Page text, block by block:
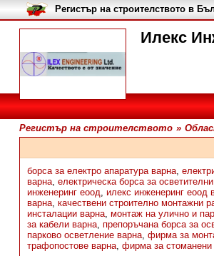
Илекс
Регистър на строителството в
Регистър на строителството »
борса за електро апаратура варна,
варна, електрическа борса за
инженеринг еоод, илекс инженеринг еоод
варна, качествени строително монтажни
инсталации варна, монтаж на улично и
за кабели варна, препоръчана борса за
парково осветление варна, фирма за
трафопостове варна, фирма за стоманени